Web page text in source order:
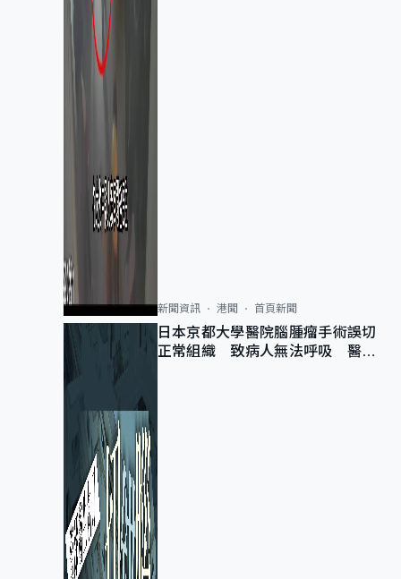
新聞資訊 港聞 首頁新聞
日本京都大學醫院腦腫瘤手術誤切
正常組織 致病人無法呼吸 醫院